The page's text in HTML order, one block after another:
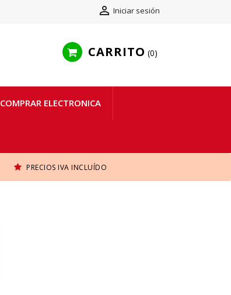
 Iniciar sesión
CARRITO 0
COMPRAR ELECTRONICA
PRECIOS IVA INCLUÍDO